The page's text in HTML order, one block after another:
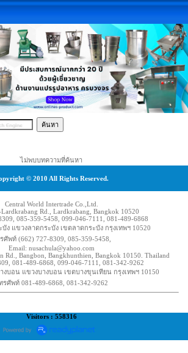
ไม่พบบทความที่ค้นหา
© 2010 All Rights Reserved.
Central World Intertrade Co.,Ltd.
Rd., Lardkrabang, Bangkok 10520
085-359-5458, 099-046-7111, 081-489-6868
ง แขวงลาดกระบัง เขตลาดกระบัง กรุงเทพฯ 10520
ศัพท์ (662) 727-8309, 085-359-5458,
Email: nusachula@yahoo.com
Rd., Bangbon, Bangkhunthien, Bangkok 10150. Thailand
081-489-6868, 099-046-7111, 081-342-9262
งบอน แขวงบางบอน เขตบางขุนเทียน กรุงเทพฯ 10150
รศัพท์ 081-489-6868, 081-342-9262
Visitors : 558316